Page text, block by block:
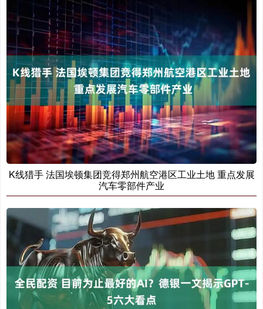
K线猎手 法国埃顿集团竞得郑州航空港区工业土地 重点发展
汽车零部件产业